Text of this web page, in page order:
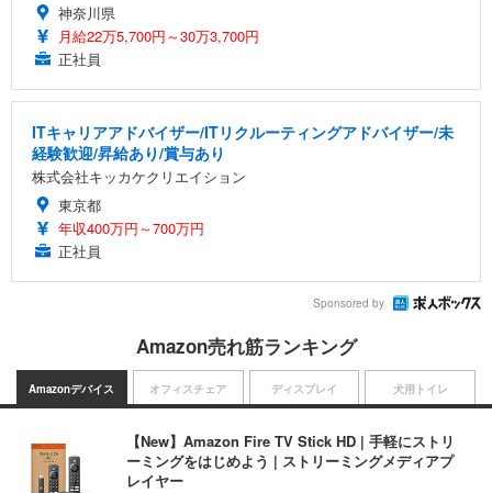
神奈川県
月給22万5,700円～30万3,700円
正社員
ITキャリアアドバイザー/ITリクルーティングアドバイザー/未
経験歓迎/昇給あり/賞与あり
株式会社キッカケクリエイション
東京都
年収400万円～700万円
正社員
Sponsored by
Amazon売れ筋ランキング
Amazonデバイス
【New】Amazon Fire TV Stick HD | 手軽にストリ
ーミングをはじめよう | ストリーミングメディアプ
レイヤー
オフィスチェア ディスプレイ 犬用トイレ